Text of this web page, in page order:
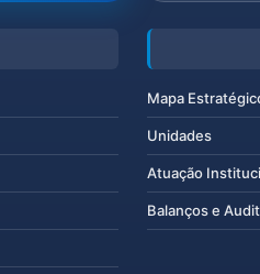
Mapa
Unidades
Atuação
Balanços e